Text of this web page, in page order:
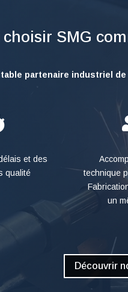
SMG
partenaire industriel de
et des
qualité
technique
un
Découvrir